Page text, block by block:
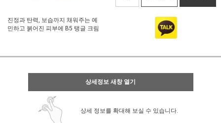
진정과 탄력, 보습까지 채워주는 예
민하고 붉어진 피부에 B5 탱글 크림
상세정보 새창 열기
상세 정보를 확대해 보실 수 있습니다.